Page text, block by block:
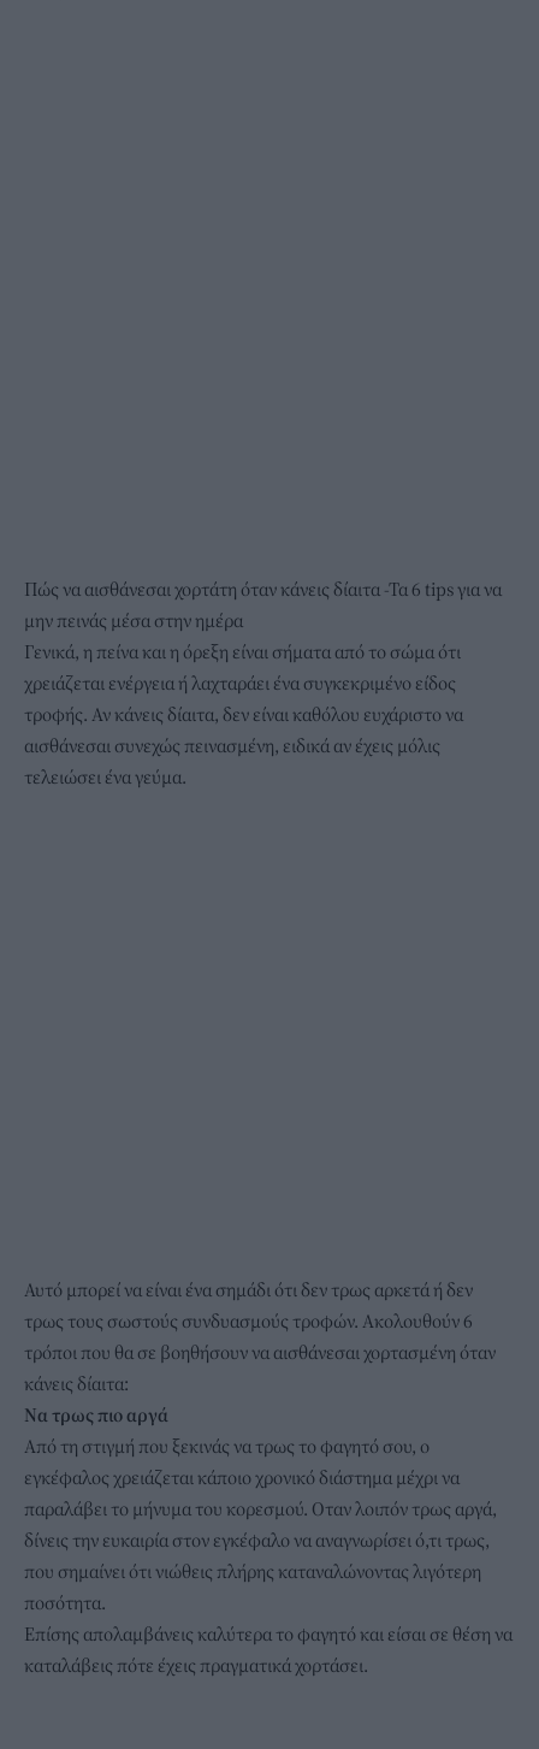
Πώς να αισθάνεσαι χορτάτη όταν κάνεις δίαιτα -Τα 6 tips για να
μην πεινάς μέσα στην ημέρα
Γενικά, η πείνα και η όρεξη είναι σήματα από το σώμα ότι
χρειάζεται ενέργεια ή λαχταράει ένα συγκεκριμένο είδος
τροφής. Αν κάνεις δίαιτα, δεν είναι καθόλου ευχάριστο να
αισθάνεσαι συνεχώς πεινασμένη, ειδικά αν έχεις μόλις
τελειώσει ένα γεύμα.
Αυτό μπορεί να είναι ένα σημάδι ότι δεν τρως αρκετά ή δεν
τρως τους σωστούς συνδυασμούς τροφών. Ακολουθούν 6
τρόποι που θα σε βοηθήσουν να αισθάνεσαι χορτασμένη όταν
κάνεις δίαιτα:
Nα τρως πιο αργά
Από τη στιγμή που ξεκινάς να τρως το φαγητό σου, ο
εγκέφαλος χρειάζεται κάποιο χρονικό διάστημα μέχρι να
παραλάβει το μήνυμα του κορεσμού. Οταν λοιπόν τρως αργά,
δίνεις την ευκαιρία στον εγκέφαλο να αναγνωρίσει ό,τι τρως,
που σημαίνει ότι νιώθεις πλήρης καταναλώνοντας λιγότερη
ποσότητα.
Επίσης απολαμβάνεις καλύτερα το φαγητό και είσαι σε θέση να
καταλάβεις πότε έχεις πραγματικά χορτάσει.